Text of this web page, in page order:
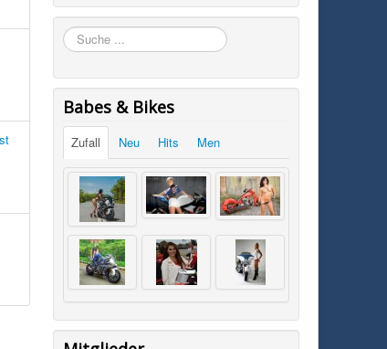
Suchen
Babes & Bikes
Zufall Neu Hits Men